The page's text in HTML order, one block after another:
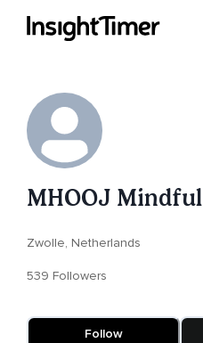
MHOOJ Mindful
Zwolle, Netherlands
539 Followers
Follow